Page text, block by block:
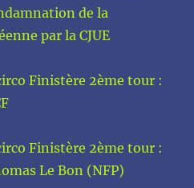
de la
par la CJUE
Finistère 2ème tour :
Finistère 2ème tour :
Le Bon (NFP)